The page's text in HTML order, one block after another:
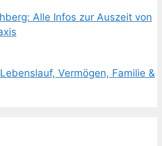
Alle Infos zur Auszeit von
Vermögen, Familie &